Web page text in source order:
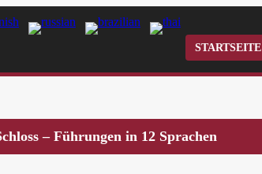
STARTSEITE
– Führungen in 12 Sprachen